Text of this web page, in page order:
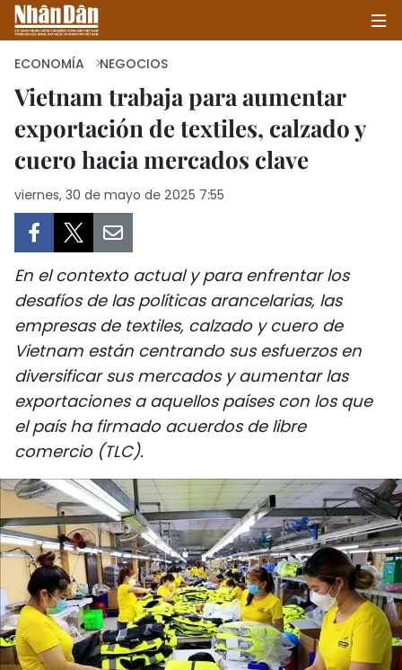
INICIO
POLÍTICA
SALUD - MEDIO AMBIENTE
CULTURA - ENTRETENIMIENTO
INTERNACIONAL
DEPORTES
PUENTE DE AMISTAD
HISTORIAS MULTIMEDIA
FOTOGRAFÍA
¿QUIÉNES SOMOS?
ECONOMÍA NEGOCIOS
Vietnam trabaja para aumentar
exportación de textiles, calzado y
cuero hacia mercados clave
viernes, 30 de mayo de 2025 7:55
En el contexto actual y para enfrentar los
desafíos de las políticas arancelarias, las
empresas de textiles, calzado y cuero de
Vietnam están centrando sus esfuerzos en
diversificar sus mercados y aumentar las
exportaciones a aquellos países con los que
el país ha firmado acuerdos de libre
comercio (TLC).